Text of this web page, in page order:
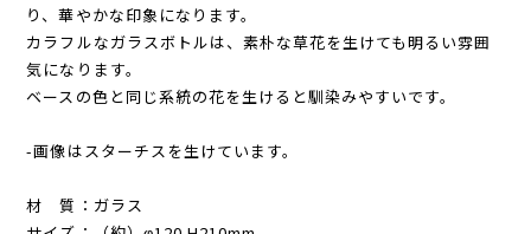
り、華やかな印象になります。
カラフルなガラスボトルは、素朴な草花を生けても明るい雰囲
気になります。
ベースの色と同じ系統の花を生けると馴染みやすいです。
-画像はスターチスを生けています。
材 質：ガラス